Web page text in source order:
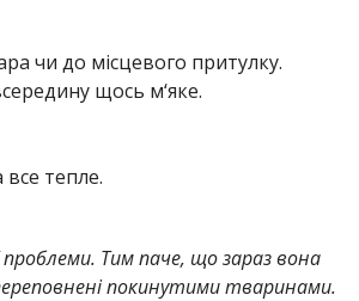
чи до місцевого притулку.
щось м‘яке.
все тепле.
проблеми. Тим паче, що зараз вона
покинутими тваринами.